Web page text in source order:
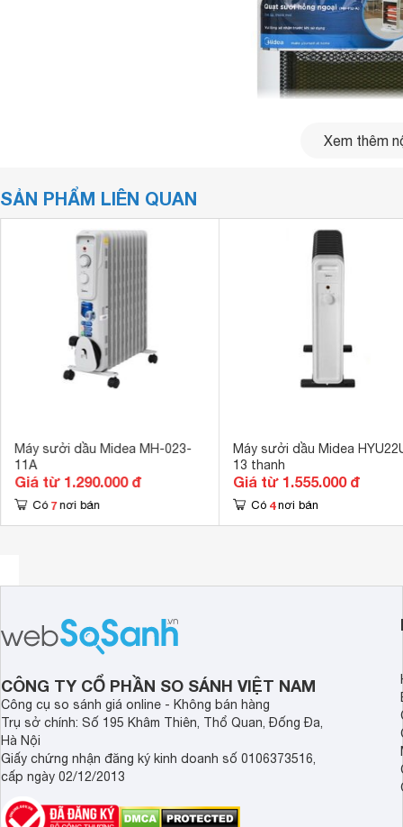
Hình ảnhquạt sưởi nhiệtMidea MH-F12-A
Quạt sưởi nhiệt Midea MH-F12-A thổi bay
Thiết kế nhỏ gọn, đơn giản
vì bánh xe như những máy có kích thước lớn và trọng
Xem thêm
SẢN PHẨM LIÊN QUAN
Máy sưởi dầu Midea MH-023-
11A
Giá từ 1.290.000 đ
Có 7 nơi bán
Máy sưởi dầu Midea
13 thanh
Giá từ 1.555.000 đ
Có 4 nơi bán
CÔNG TY CỔ PHẦN SO SÁNH VIỆT NAM
Công cụ so sánh giá online - Không bán hàng
Trụ sở chính: Số 195 Khâm Thiên, Thổ Quan, Đống Đa,
Hà Nội
Giấy chứng nhận đăng ký kinh doanh số 0106373516,
cấp ngày 02/12/2013